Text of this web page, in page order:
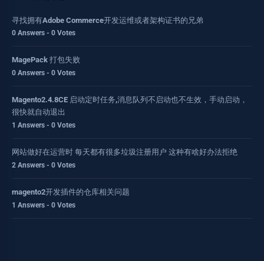
寻找拥有Adobe Commerce开发运维或者架构证书的兄弟
0 Answers - 0 Votes
MagePack 打包失败
0 Answers - 0 Votes
Magento2.4.8CE 启动定时任务,消息队列不启动也不生效，手动启动，
很快就自动退出
1 Answers - 0 Votes
网站做好在运营时 每天都有很多垃圾注册用户 这种有啥好办法拒绝
2 Answers - 0 Votes
magento2开发插件的仓库相关问题
1 Answers - 0 Votes